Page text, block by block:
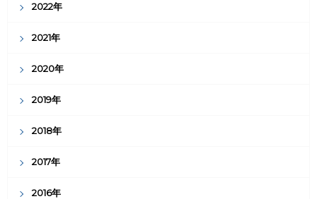
2022年
2021年
2020年
2019年
2018年
2017年
2016年